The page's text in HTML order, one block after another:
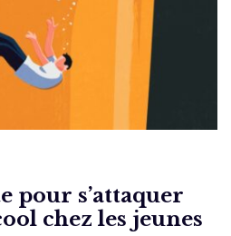
pour s’attaquer
chez les jeunes